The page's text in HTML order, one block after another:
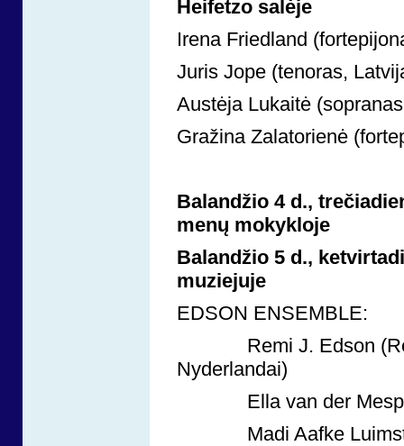
Heifetzo salėje
Irena Friedland
Juris Jope (tenoras,
Austėja Lukaitė
Gražina Zalatorienė
Balandžio 4 d.,
menų mokykloje
Balandžio 5 d.,
muziejuje
EDSON ENSEMBLE:
Remi J. Edson
Nyderlandai)
Ella van der Mespel
Madi Aafke